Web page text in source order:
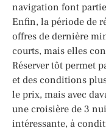
navigation font
Enfin, la période de
offres de dernière
courts, mais elles
Réserver tôt permet
et des conditions
le prix, mais avec
une croisière de 3
intéressante, à